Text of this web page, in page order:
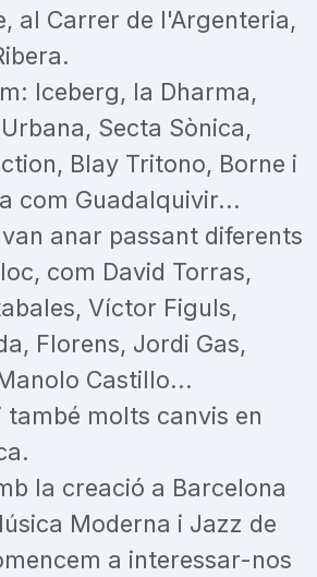
al Carrer de l'Argenteria,
Iceberg, la Dharma,
Secta Sònica,
Blay Tritono, Borne i
com Guadalquivir...
anar passant diferents
com David Torras,
Víctor Figuls,
Florens, Jordi Gas,
Castillo...
també molts canvis en
la creació a Barcelona
Moderna i Jazz de
a interessar-nos